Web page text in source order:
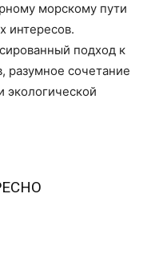
морскому пути
интересов.
подход к
разумное сочетание
экологической